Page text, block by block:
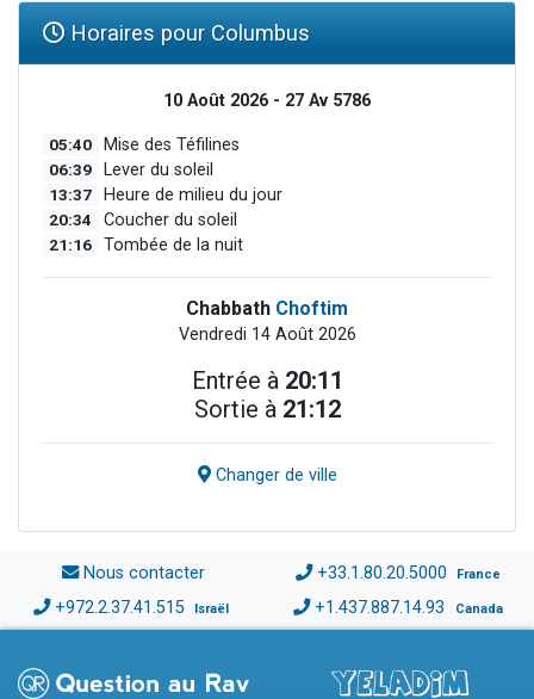
Horaires pour Columbus
10 Août 2026 - 27 Av 5786
05:40 Mise des Téfilines
06:39 Lever du soleil
13:37 Heure de milieu du jour
20:34 Coucher du soleil
21:16 Tombée de la nuit
Chabbath Choftim
Vendredi 14 Août 2026
Entrée à 20:11
Sortie à 21:12
Changer de ville
Nous contacter +33.1.80.20.5000 France
+972.2.37.41.515 Israël +1.437.887.14.93 Canada